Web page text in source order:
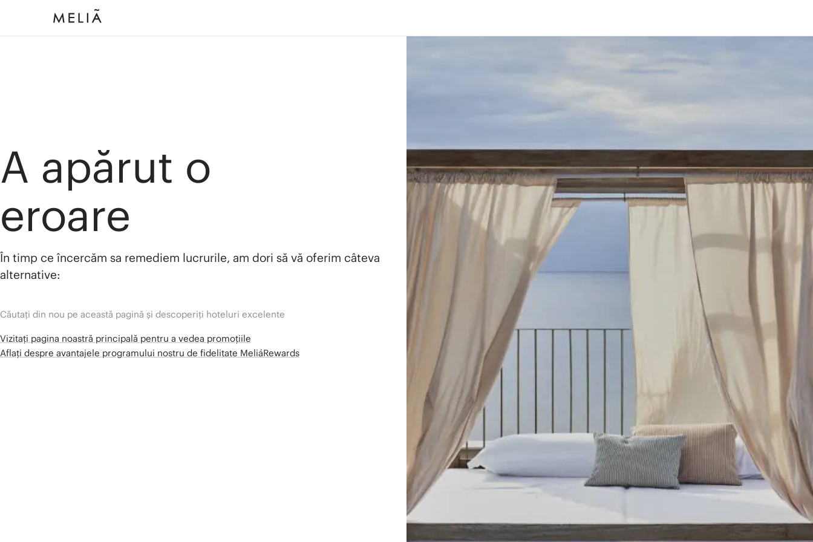
A apărut o
eroare
În timp ce încercăm sa remediem lucrurile, am dori să vă oferim câteva
alternative:
Căutați din nou pe această pagină și descoperiți hoteluri excelente
Vizitați pagina noastră principală pentru a vedea promoțiile
Aflați despre avantajele programului nostru de fidelitate MeliáRewards